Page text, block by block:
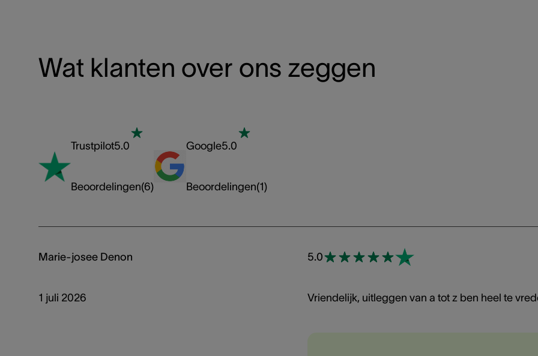
Wat klanten over ons zeggen
Trustpilot5.0
Beoordelingen(6)
Google5.0
Beoordelingen(1)
Marie-josee Denon
1 juli 2026
5.0
Vriendelijk, uitleggen van a tot z ben heel te